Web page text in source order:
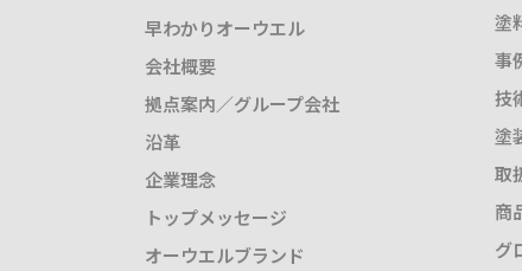
早わかりオーウエル
会社概要
拠点案内／グループ会社
沿革
企業理念
トップメッセージ
オーウエルブランド
塗
事
技
塗
取
商
グ